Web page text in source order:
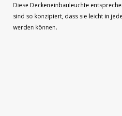
Diese Deckeneinbauleuchte
sind so konzipiert, dass sie leicht in
werden können.